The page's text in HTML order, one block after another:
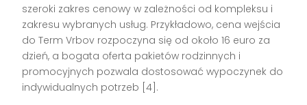
szeroki zakres cenowy w zależności od kompleksu i
zakresu wybranych usług. Przykładowo, cena wejścia
do Term Vrbov rozpoczyna się od około 16 euro za
dzień, a bogata oferta pakietów rodzinnych i
promocyjnych pozwala dostosować wypoczynek do
indywidualnych potrzeb [4] .